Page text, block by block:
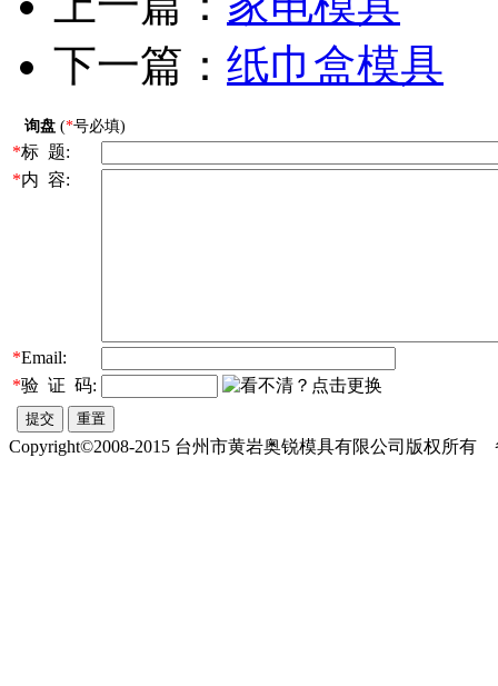
下一篇： 纸巾盒模具
询盘 (*号必填)
*标 题:
*内 容:
*Email:
*验 证 码:
Copyright©2008-2015 台州市黄岩奥锐模具有限公司版权所有